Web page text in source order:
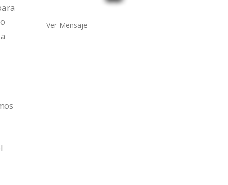
Ver Mensaje